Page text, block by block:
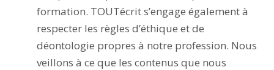
formation. TOUTécrit s’engage également à
respecter les règles d’éthique et de
déontologie propres à notre profession. Nous
veillons à ce que les contenus que nous